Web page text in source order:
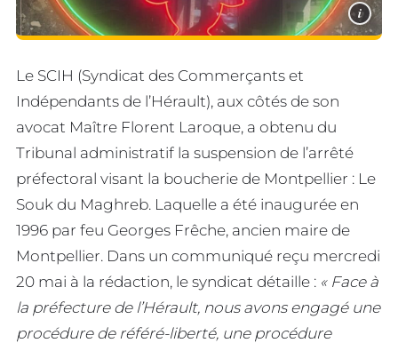
i
Le SCIH (Syndicat des Commerçants et
Indépendants de l’Hérault), aux côtés de son
avocat Maître Florent Laroque, a obtenu du
Tribunal administratif la suspension de l’arrêté
préfectoral visant la boucherie de Montpellier : Le
Souk du Maghreb. Laquelle a été inaugurée en
1996 par feu Georges Frêche, ancien maire de
Montpellier. Dans un communiqué reçu mercredi
20 mai à la rédaction, le syndicat détaille : « Face à
la préfecture de l’Hérault, nous avons engagé une
procédure de référé-liberté, une procédure